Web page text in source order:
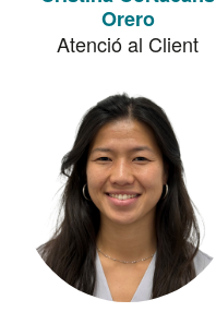
Orero
Atenció al Client